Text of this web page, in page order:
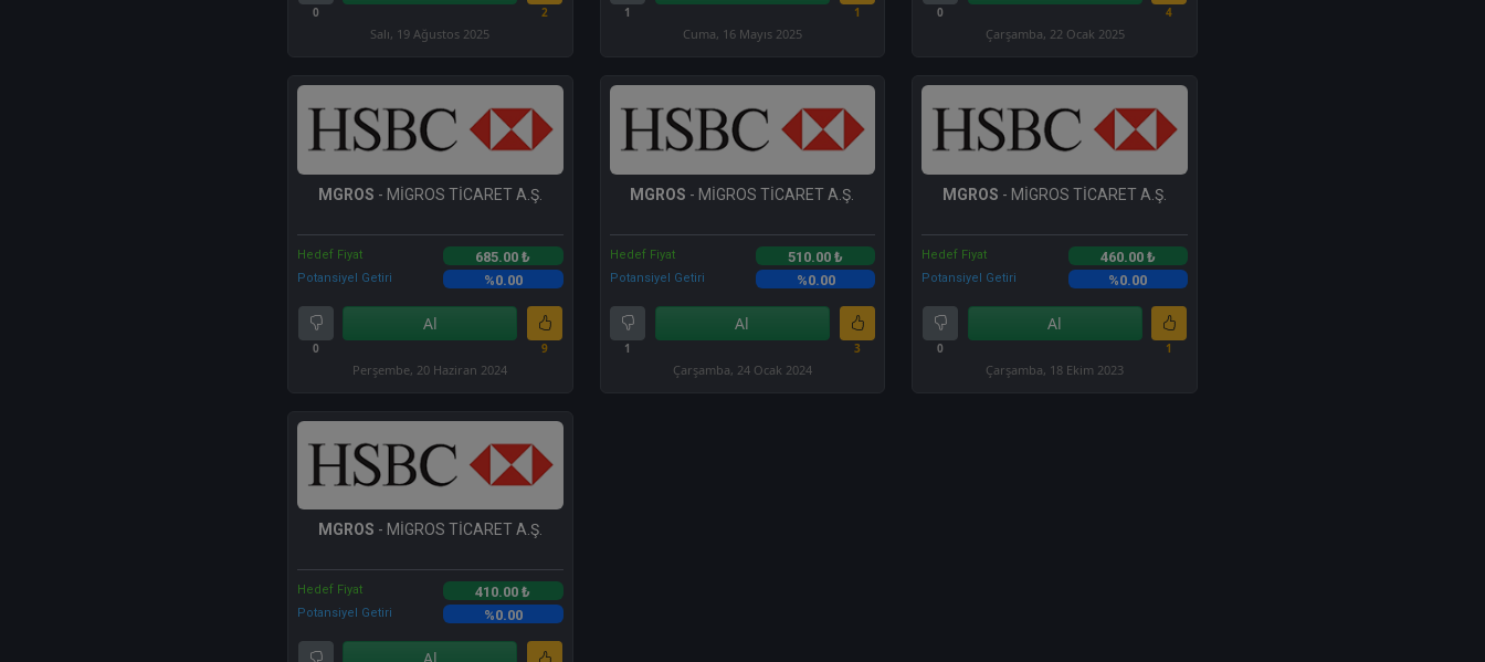
0 2
Salı, 19 Ağustos 2025
1 1
Cuma, 16 Mayıs 2025
0 4
Çarşamba, 22 Ocak 2025
MGROS - MİGROS TİCARET A.Ş.
Hedef Fiyat 685.00 ₺
Potansiyel Getiri %0.00
0
Al
9
Perşembe, 20 Haziran 2024
MGROS - MİGROS TİCARET A.Ş.
Hedef Fiyat 510.00 ₺
Potansiyel Getiri %0.00
1
Al
3
Çarşamba, 24 Ocak 2024
MGROS - MİGROS TİCARET A.Ş.
Hedef Fiyat 460.00 ₺
Potansiyel Getiri %0.00
0
Al
1
Çarşamba, 18 Ekim 2023
MGROS - MİGROS TİCARET A.Ş.
Hedef Fiyat 410.00 ₺
Potansiyel Getiri %0.00